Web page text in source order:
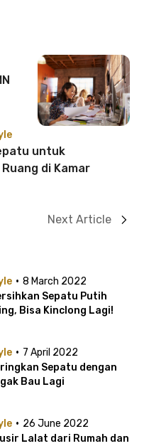
untuk
di Kamar
Next Article
· 8 March 2022
Sepatu Putih
Bisa Kinclong Lagi!
· 7 April 2022
Sepatu dengan
Bau Lagi
· 26 June 2022
Lalat dari Rumah dan